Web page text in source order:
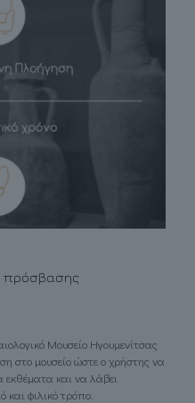
πρόσβασης
Μουσείο Ηγουμενίτσας
στο μουσείο ώστε ο χρήστης να
εκθέματα και να λάβει
και φιλικό τρόπο.